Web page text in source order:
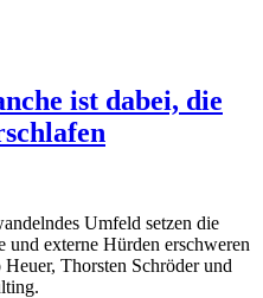
ist dabei, die
Umfeld setzen die
externe Hürden erschweren
Thorsten Schröder und